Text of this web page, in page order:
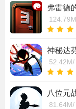
弗雷德
神秘达
52.42M/
八位元
81.64M/